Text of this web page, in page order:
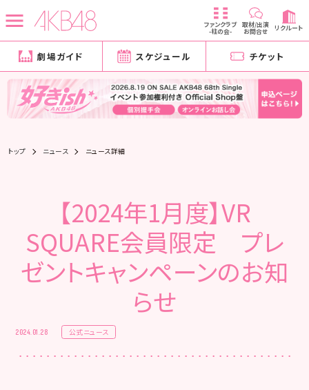
ファンクラブ
-柱の会-
取材/出演
お問合せ リクルート
劇場ガイド スケジュール チケット
トップ ニュース ニュース詳細
【2024年1月度】VR
SQUARE会員限定 プレ
ゼントキャンペーンのお知
らせ
2024.01.28 公式ニュース